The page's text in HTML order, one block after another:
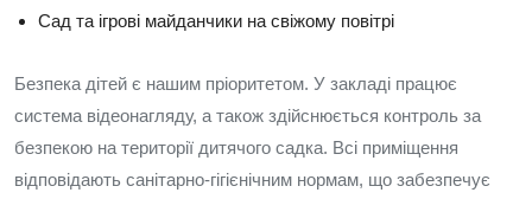
Сад та ігрові майданчики на свіжому повітрі
Безпека дітей є нашим пріоритетом. У закладі працює
система відеонагляду, а також здійснюється контроль за
безпекою на території дитячого садка. Всі приміщення
відповідають санітарно-гігієнічним нормам, що забезпечує